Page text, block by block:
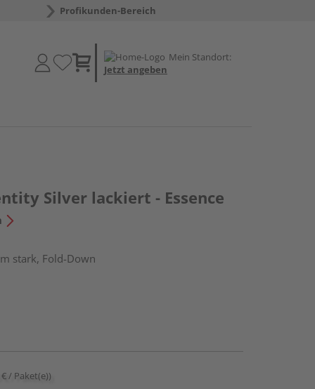
Profikunden-Bereich
Mein Standort:
Jetzt angeben
Silver lackiert - Essence
stark, Fold-Down
/ Paket(e))